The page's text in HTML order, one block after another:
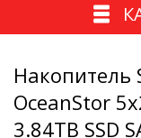
Накопитель
OceanStor
3.84TB SSD